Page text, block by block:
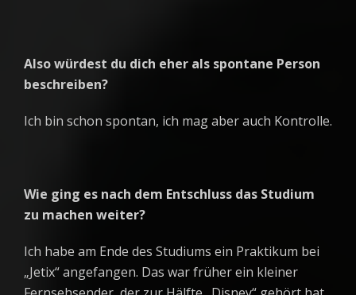
Also würdest du dich eher als spontane Person
beschreiben?
Ich bin schon spontan, ich mag aber auch Kontrolle.
Wie ging es nach dem Entschluss das Studium
zu machen weiter?
Ich habe am Ende des Studiums ein Praktikum bei
„Jetix“ angefangen. Das war früher ein kleiner